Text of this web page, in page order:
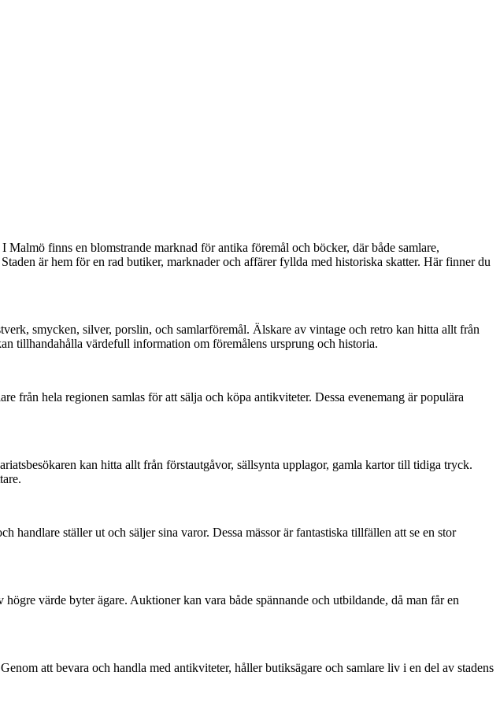
finns en blomstrande marknad för antika föremål och böcker, där både samlare,
är hem för en rad butiker, marknader och affärer fyllda med historiska skatter. Här finner du
smycken, silver, porslin, och samlarföremål. Älskare av vintage och retro kan hitta allt från
tillhandahålla värdefull information om föremålens ursprung och historia.
från hela regionen samlas för att sälja och köpa antikviteter. Dessa evenemang är populära
kan hitta allt från förstautgåvor, sällsynta upplagor, gamla kartor till tidiga tryck.
ställer ut och säljer sina varor. Dessa mässor är fantastiska tillfällen att se en stor
värde byter ägare. Auktioner kan vara både spännande och utbildande, då man får en
att bevara och handla med antikviteter, håller butiksägare och samlare liv i en del av stadens